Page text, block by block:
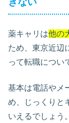
薬キャリは他の
ため、東京近辺
って転職につい
基本は電話やメ
め、じっくりと
いえるでしょう。